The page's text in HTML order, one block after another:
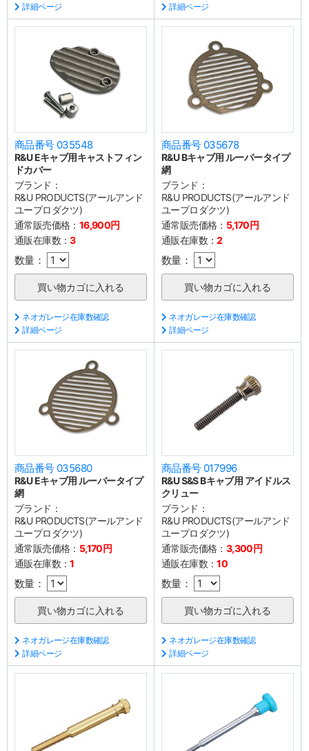
詳細ページ 詳細ページ
商品番号 035548
R&U Eキャブ用キャストフィン
ドカバー
ブランド：
R&U PRODUCTS(アールアンド
ユープロダクツ)
通常販売価格： 16,900円
通販在庫数：3
数量：
ネオガレージ在庫数確認
詳細ページ
商品番号 035678
R&U Bキャブ用 ルーバータイプ
網
ブランド：
R&U PRODUCTS(アールアンド
ユープロダクツ)
通常販売価格： 5,170円
通販在庫数：2
数量：
ネオガレージ在庫数確認
詳細ページ
商品番号 035680
R&U Eキャブ用 ルーバータイプ
網
ブランド：
R&U PRODUCTS(アールアンド
ユープロダクツ)
通常販売価格： 5,170円
通販在庫数：1
数量：
ネオガレージ在庫数確認
詳細ページ
商品番号 017996
R&U S&S Bキャブ用 アイドルス
クリュー
ブランド：
R&U PRODUCTS(アールアンド
ユープロダクツ)
通常販売価格： 3,300円
通販在庫数：10
数量：
ネオガレージ在庫数確認
詳細ページ